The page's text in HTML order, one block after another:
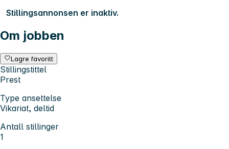
Stillingsannonsen er inaktiv.
Om jobben
Lagre favoritt
Stillingstittel
Prest
Type ansettelse
Vikariat, deltid
Antall stillinger
1